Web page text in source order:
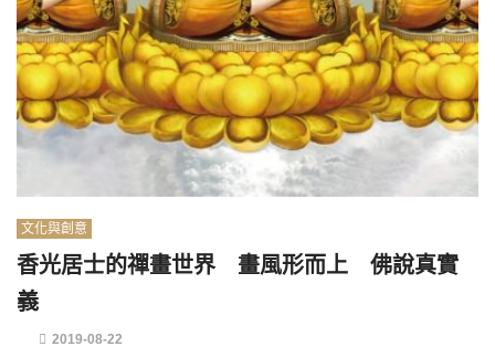
文化與創意
香光居士的禪畫世界 畫風形而上 佛說真實
義
2019-08-22